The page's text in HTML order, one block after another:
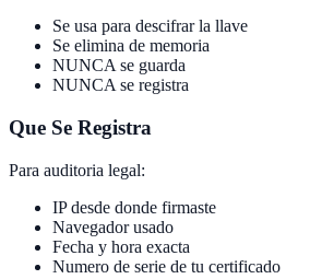
Se usa para descifrar la llave
Se elimina de memoria
NUNCA se guarda
NUNCA se registra
Que Se Registra
Para auditoria legal:
IP desde donde firmaste
Navegador usado
Fecha y hora exacta
Numero de serie de tu certificado